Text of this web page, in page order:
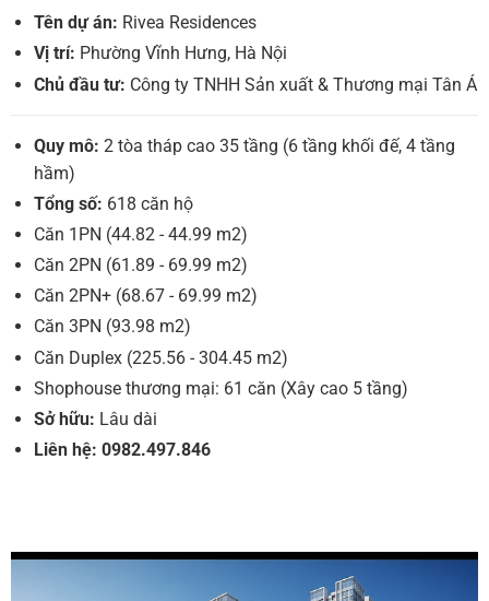
Tên dự án: Rivea Residences
Vị trí: Phường Vĩnh Hưng, Hà Nội
Chủ đầu tư: Công ty TNHH Sản xuất & Thương mại Tân Á
Quy mô: 2 tòa tháp cao 35 tầng (6 tầng khối đế, 4 tầng
hầm)
Tổng số: 618 căn hộ
Căn 1PN (44.82 - 44.99 m2)
Căn 2PN (61.89 - 69.99 m2)
Căn 2PN+ (68.67 - 69.99 m2)
Căn 3PN (93.98 m2)
Căn Duplex (225.56 - 304.45 m2)
Shophouse thương mại: 61 căn (Xây cao 5 tầng)
Sở hữu: Lâu dài
Liên hệ: 0982.497.846